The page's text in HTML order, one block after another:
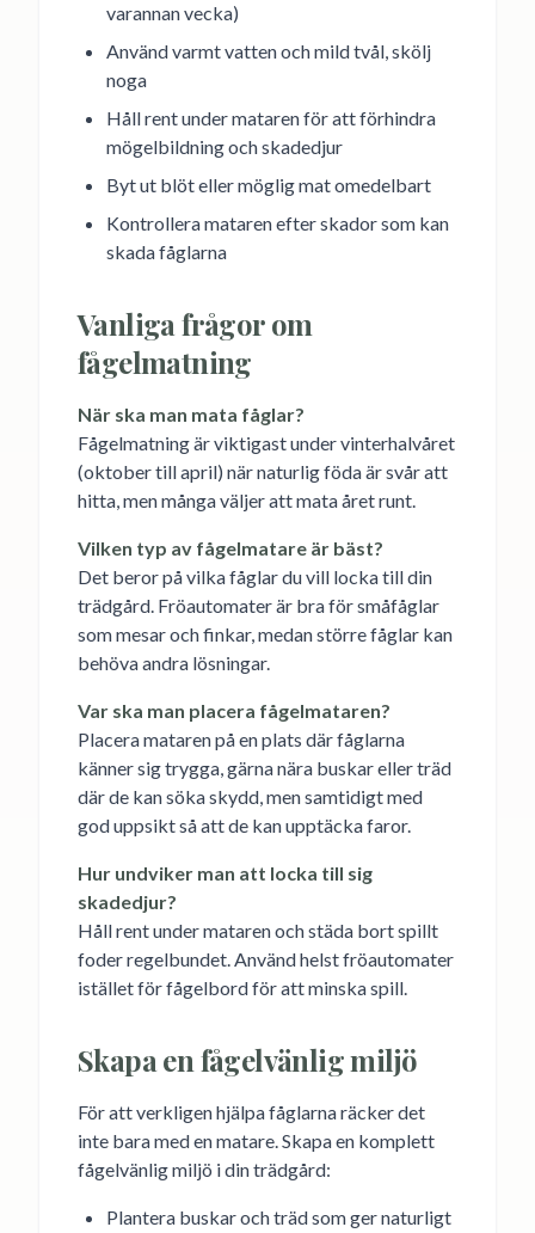
varannan vecka)
Använd varmt vatten och mild tvål, skölj
noga
Håll rent under mataren för att förhindra
mögelbildning och skadedjur
Byt ut blöt eller möglig mat omedelbart
Kontrollera mataren efter skador som kan
skada fåglarna
Vanliga frågor om
fågelmatning
När ska man mata fåglar?
Fågelmatning är viktigast under vinterhalvåret
(oktober till april) när naturlig föda är svår att
hitta, men många väljer att mata året runt.
Vilken typ av fågelmatare är bäst?
Det beror på vilka fåglar du vill locka till din
trädgård. Fröautomater är bra för småfåglar
som mesar och finkar, medan större fåglar kan
behöva andra lösningar.
Var ska man placera fågelmataren?
Placera mataren på en plats där fåglarna
känner sig trygga, gärna nära buskar eller träd
där de kan söka skydd, men samtidigt med
god uppsikt så att de kan upptäcka faror.
Hur undviker man att locka till sig
skadedjur?
Håll rent under mataren och städa bort spillt
foder regelbundet. Använd helst fröautomater
istället för fågelbord för att minska spill.
Skapa en fågelvänlig miljö
För att verkligen hjälpa fåglarna räcker det
inte bara med en matare. Skapa en komplett
fågelvänlig miljö i din trädgård:
Plantera buskar och träd som ger naturligt